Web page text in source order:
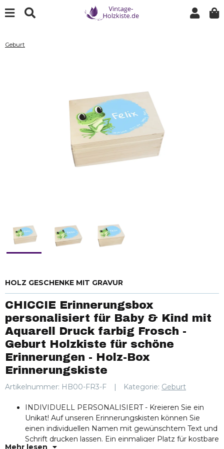
Geburt
HOLZ GESCHENKE MIT GRAVUR
CHICCIE Erinnerungsbox
personalisiert für Baby & Kind mit
Aquarell Druck farbig Frosch -
Geburt Holzkiste für schöne
Erinnerungen - Holz-Box
Erinnerungskiste
Artikelnummer: HB00-FR3-F Kategorie: Geburt
INDIVIDUELL PERSONALISIERT - Kreieren Sie ein
Unikat! Auf unseren Erinnerungskisten können Sie
einen individuellen Namen mit gewünschtem Text und
Schrift drucken lassen. Ein einmaliger Platz für kostbare
Mehr lesen